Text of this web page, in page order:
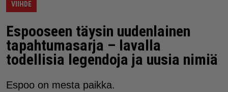
VIIHDE
Espooseen täysin uudenlainen
tapahtumasarja – lavalla
todellisia legendoja ja uusia nimiä
Espoo on mesta paikka.